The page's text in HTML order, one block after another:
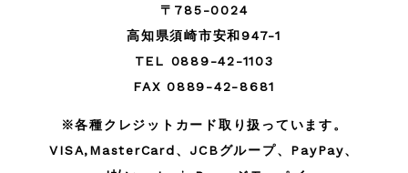
〒785-0024
高知県須崎市安和947-1
TEL 0889-42-1103
FAX 0889-42-8681
※各種クレジットカード取り扱っています。
VISA,MasterCard、JCBグループ、PayPay、